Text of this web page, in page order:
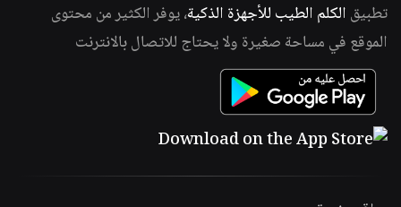
تطبيق الكلم الطيب للأجهزة الذكية، يوفر الكثير من محتوى
الموقع في مساحة صغيرة ولا يحتاج للاتصال بالانترنت